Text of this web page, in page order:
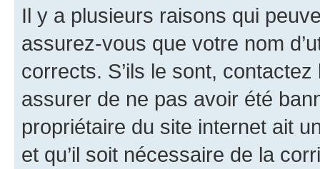
Il y a plusieurs raisons qui
assurez-vous que votre nom
corrects. S’ils le sont,
assurer de ne pas avoir été
propriétaire du site internet ait
et qu’il soit nécessaire de la